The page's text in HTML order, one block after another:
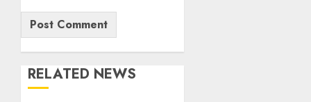
RELATED NEWS